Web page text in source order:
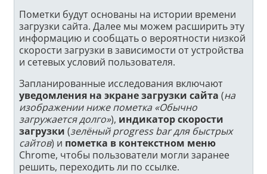
Пометки будут основаны на истории времени
загрузки сайта. Далее мы можем расширить эту
информацию и сообщать о вероятности низкой
скорости загрузки в зависимости от устройства
и сетевых условий пользователя.
Запланированные исследования включают
уведомления на экране загрузки сайта (на
изображении ниже пометка «Обычно
загружается долго»), индикатор скорости
загрузки (зелёный progress bar для быстрых
сайтов) и пометка в контекстном меню
Chrome, чтобы пользователи могли заранее
решить, переходить ли по ссылке.